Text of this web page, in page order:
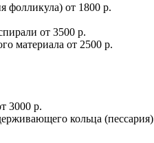
фолликула) от 1800 р.
от 3500 р.
материала от 2500 р.
3000 р.
кольца (пессария)